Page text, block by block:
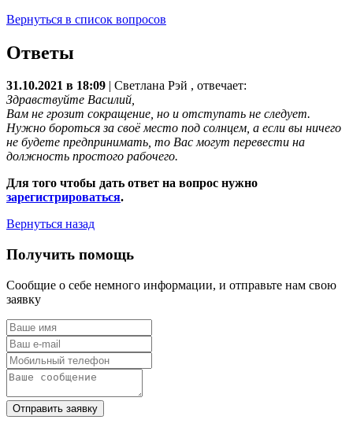
Вернуться в список вопросов
Ответы
31.10.2021 в 18:09 Светлана Рэй , отвечает:
Здравствуйте Василий,
Вам не грозит сокращение, но и отступать не следует.
Нужно бороться за своё место под солнцем, а если вы ничего
не будете предпринимать, то Вас могут перевести на
должность простого рабочего.
Для того чтобы дать ответ на вопрос нужно
зарегистрироваться.
Вернуться назад
Получить помощь
Сообщие о себе немного информации, и отправьте нам свою
заявку
Отправить заявку